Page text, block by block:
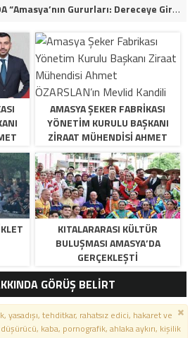
AÇI EĞİTİM KURUMLARINDA “Amasya’nın Gururları: Dereceye Giren Öğrenciler İçin Anlamlı Tören”
AMASYA ŞEKER FABRIKASI
YÖNETIM KURULU BAŞKANI
ZIRAAT MÜHENDISI AHMET
ÖZARSLAN’IN MEVLID KANDILI
MESAJI
KITALARARASI KÜLTÜR
BULUŞMASI AMASYA’DA
GERÇEKLEŞTI
GÖRÜŞ BELİRT
yasadışı, tehditkar, rahatsız edici, hakaret ve
kaba, pornografik, ahlaka aykırı, kişilik